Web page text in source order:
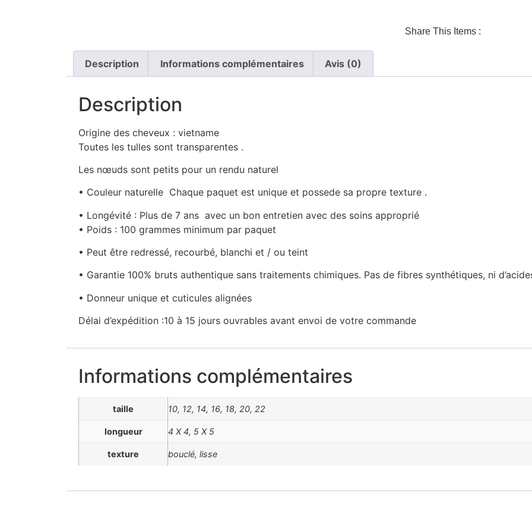
Share This Items :
Description Informations complémentaires Avis (0)
Description
Origine des cheveux : vietname
Toutes les tulles sont transparentes .
Les nœuds sont petits pour un rendu naturel
• Couleur naturelle Chaque paquet est unique et possede sa propre texture .
• Longévité : Plus de 7 ans avec un bon entretien avec des soins approprié
• Poids : 100 grammes minimum par paquet
• Peut être redressé, recourbé, blanchi et / ou teint
• Garantie 100% bruts authentique sans traitements chimiques. Pas de fibres synthétiques, ni
• Donneur unique et cuticules alignées
Délai d’expédition :10 à 15 jours ouvrables avant envoi de votre commande
Informations complémentaires
taille 10, 12, 14, 16, 18, 20, 22
longueur 4 X 4, 5 X 5
texture bouclé, lisse